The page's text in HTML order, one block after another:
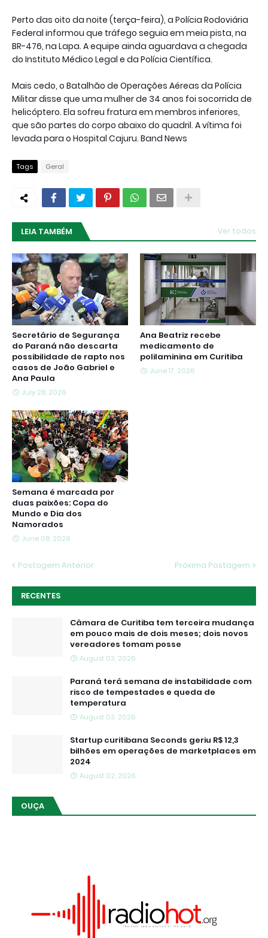
Perto das oito da noite (terça-feira), a Polícia Rodoviária
Federal informou que tráfego seguia em meia pista, na
BR-476, na Lapa. A equipe ainda aguardava a chegada
do Instituto Médico Legal e da Polícia Científica.
Mais cedo, o Batalhão de Operações Aéreas da Polícia
Militar disse que uma mulher de 34 anos foi socorrida de
helicóptero. Ela sofreu fratura em membros inferiores,
que são partes do corpo abaixo do quadril. A vítima foi
levada para o Hospital Cajuru. Band News
Tags Geral
LEIA TAMBÉM Ver todos
Secretário de Segurança
do Paraná não descarta
possibilidade de rapto nos
casos de João Gabriel e
Ana Paula
July 28, 2026
Ana Beatriz recebe
medicamento de
polilaminina em Curitiba
June 17, 2026
Semana é marcada por
duas paixões: Copa do
Mundo e Dia dos
Namorados
June 08, 2026
Postagem Anterior Próxima Postagem
RECENTES
Câmara de Curitiba tem terceira mudança
em pouco mais de dois meses; dois novos
vereadores tomam posse
August 03, 2026
Paraná terá semana de instabilidade com
risco de tempestades e queda de
temperatura
August 03, 2026
Startup curitibana Seconds geriu R$ 12,3
bilhões em operações de marketplaces em
2024
August 02, 2026
OUÇA